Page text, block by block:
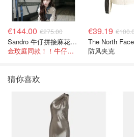
€144.00 €275.00
Sandro 牛仔拼接麻花针织夹克
金玟庭同款！！牛仔拼接超有层次感
€39.19
The North
防风夹克
猜你喜欢